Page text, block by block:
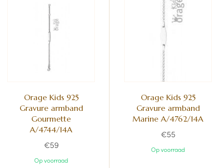
Orage Kids 925
Gravure armband
Gourmette
A/4744/14A
€59
Op voorraad
Orage Kids 925
Gravure armband
Marine A/4762/14A
€55
Op voorraad